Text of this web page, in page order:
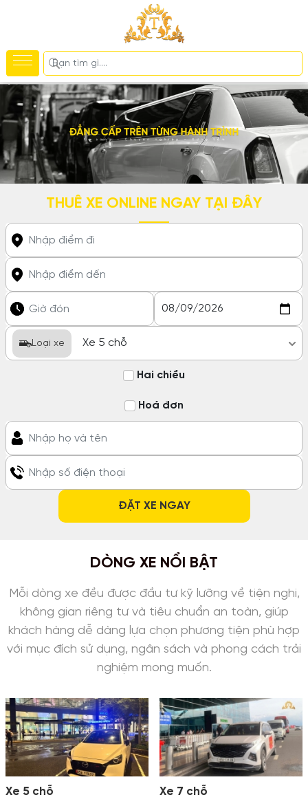
THUÊ XE ONLINE NGAY TẠI ĐÂY
Loại xe
Hai chiều
Hoá đơn
DÒNG XE NỔI BẬT
Mỗi dòng xe đều được đầu tư kỹ lưỡng về tiện nghi,
không gian riêng tư và tiêu chuẩn an toàn, giúp
khách hàng dễ dàng lựa chọn phương tiện phù hợp
với mục đích sử dụng, ngân sách và phong cách trải
nghiệm mong muốn.
Xe 5 chỗ Xe 7 chỗ